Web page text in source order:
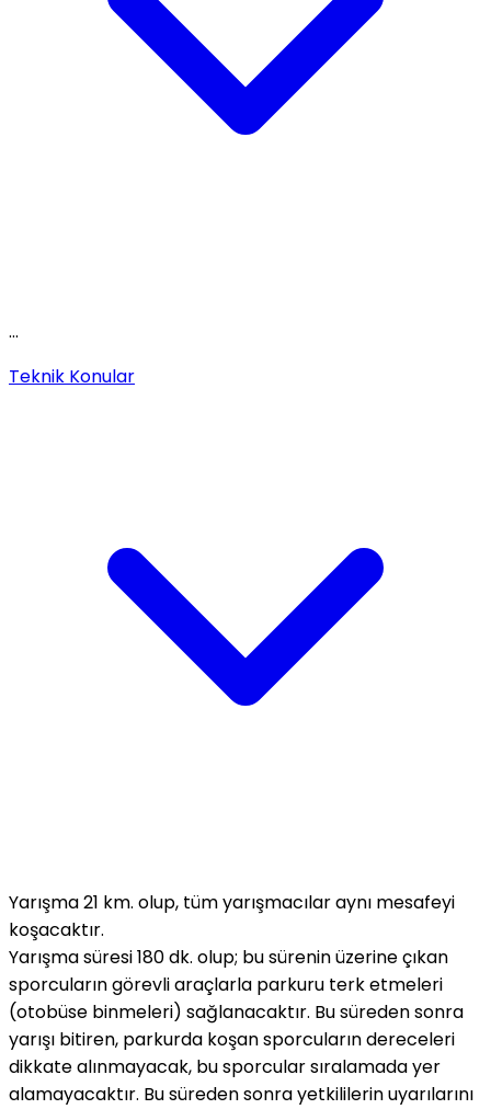
...
Teknik Konular
Yarışma 21 km. olup, tüm yarışmacılar aynı mesafeyi
koşacaktır.
Yarışma süresi 180 dk. olup; bu sürenin üzerine çıkan
sporcuların görevli araçlarla parkuru terk etmeleri
(otobüse binmeleri) sağlanacaktır. Bu süreden sonra
yarışı bitiren, parkurda koşan sporcuların dereceleri
dikkate alınmayacak, bu sporcular sıralamada yer
alamayacaktır. Bu süreden sonra yetkililerin uyarılarını